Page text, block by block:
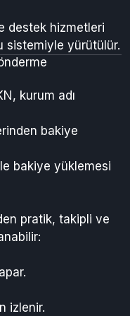
destek hizmetleri
sistemiyle yürütülür.
kurum adı
bakiye
bakiye yüklemesi
pratik, takipli ve
izlenir.